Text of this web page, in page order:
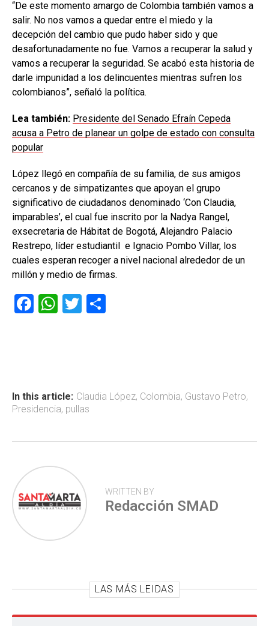
“De este momento amargo de Colombia también vamos a
salir. No nos vamos a quedar entre el miedo y la
decepción del cambio que pudo haber sido y que
desafortunadamente no fue. Vamos a recuperar la salud y
vamos a recuperar la seguridad. Se acabó esta historia de
darle impunidad a los delincuentes mientras sufren los
colombianos”, señaló la política.
Lea también: Presidente del Senado Efraín Cepeda
acusa a Petro de planear un golpe de estado con consulta
popular
López llegó en compañía de su familia, de sus amigos
cercanos y de simpatizantes que apoyan el grupo
significativo de ciudadanos denominado ‘Con Claudia,
imparables’, el cual fue inscrito por la Nadya Rangel,
exsecretaria de Hábitat de Bogotá, Alejandro Palacio
Restrepo, líder estudiantil e Ignacio Pombo Villar, los
cuales esperan recoger a nivel nacional alrededor de un
millón y medio de firmas.
F
ok
W
p
p
T
tir
In this article: Claudia López, Colombia, Gustavo Petro,
Presidencia, pullas
WRITTEN BY
Redacción SMAD
LAS MÁS LEIDAS